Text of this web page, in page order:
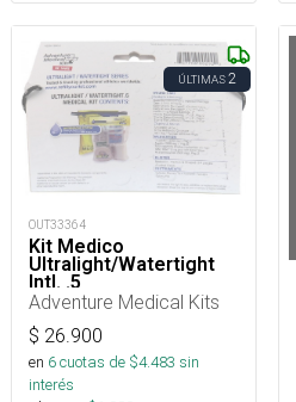
ÚLTIMAS2
OUT33364
Kit Medico
Ultralight/Watertight
Intl. .5
Adventure Medical Kits
$ 26.900
en 6cuotas de $4.483 sin
interés